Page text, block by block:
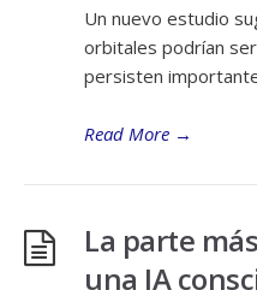
Un nuevo estudio
orbitales podrían
persisten
Read More →
La parte
una IA